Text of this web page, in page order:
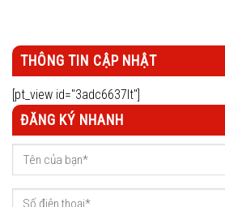
THÔNG TIN CẬP NHẬT
[pt_view id="3adc6637lt"]
ĐĂNG KÝ NHANH